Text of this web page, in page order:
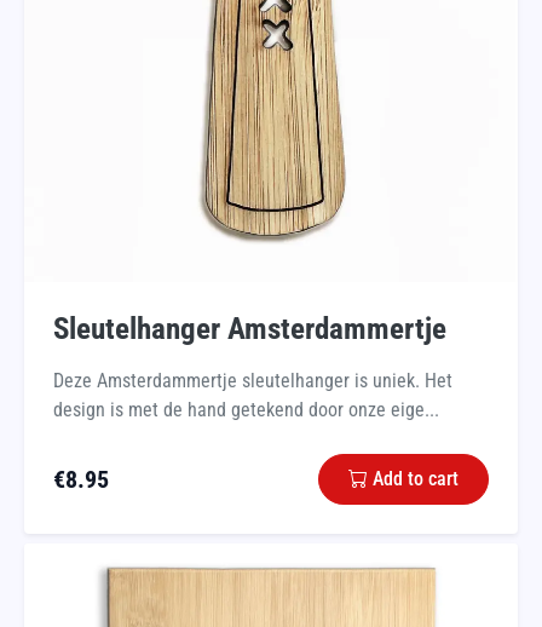
Sleutelhanger Amsterdammertje
Deze Amsterdammertje sleutelhanger is uniek. Het
design is met de hand getekend door onze eige...
€8.95 Add to cart